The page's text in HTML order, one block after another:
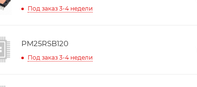
Под заказ 3-4 недели
PM25RSB120
Под заказ 3-4 недели